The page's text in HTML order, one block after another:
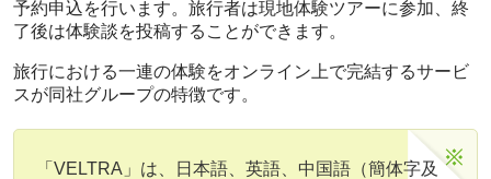
予約申込を行います。旅行者は現地体験ツアーに参加、終
了後は体験談を投稿することができます。
旅行における一連の体験をオンライン上で完結するサービ
スが同社グループの特徴です。
「VELTRA」は、日本語、英語、中国語（簡体字及